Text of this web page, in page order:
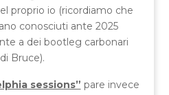
proprio io (ricordiamo che
conosciuti ante 2025
a dei bootleg carbonari
Bruce).
sessions” pare invece